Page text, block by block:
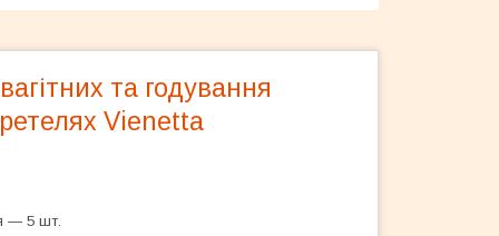
та годування
Vienetta
— 5 шт.